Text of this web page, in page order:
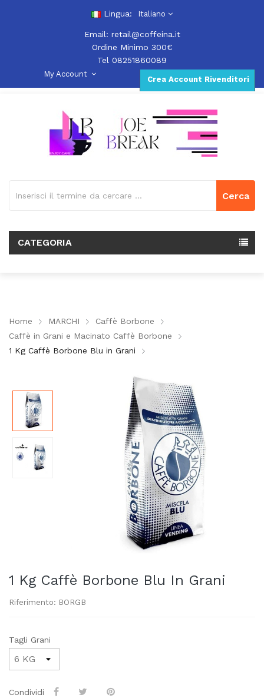
Lingua: Italiano
Email: retail@coffeina.it
Ordine Minimo 300€
Tel 08251860089
Crea Account Rivenditori
My Account
Cerca
CATEGORIA
Home MARCHI
Caffè Borbone
Caffè in Grani e Macinato Caffè Borbone
1 Kg Caffè Borbone Blu in Grani
1 Kg Caffè Borbone Blu In Grani
Riferimento: BORGB
Tagli Grani
Condividi